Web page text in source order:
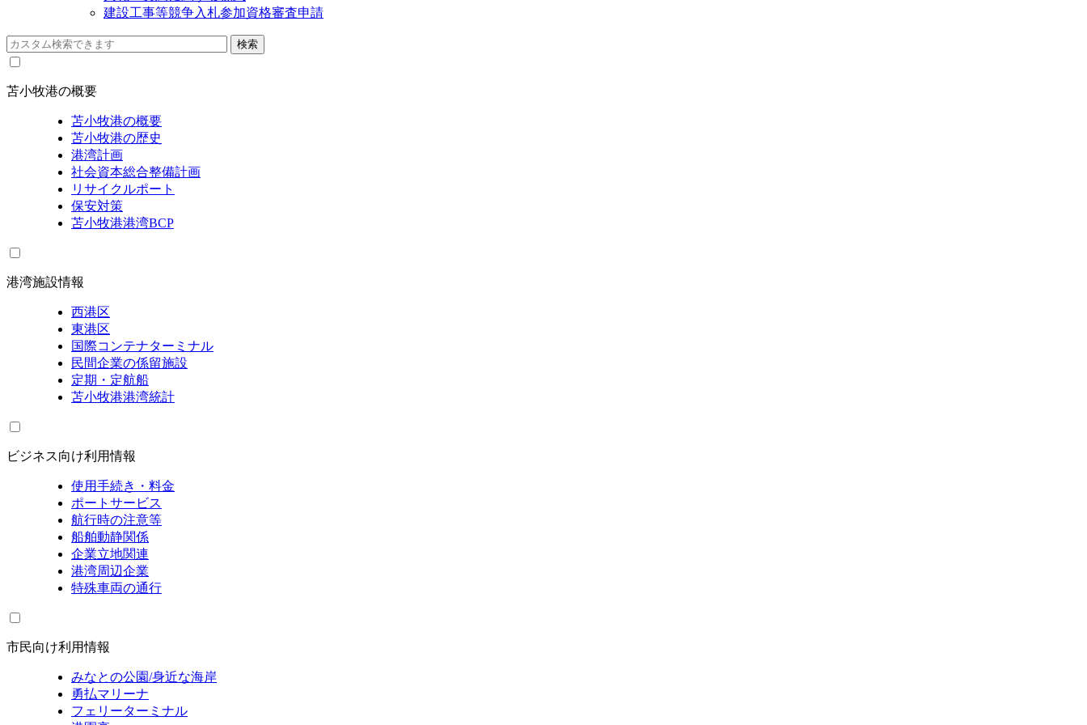
建設工事等競争入札参加資格審査申請
苫小牧港の概要
苫小牧港の概要
苫小牧港の歴史
港湾計画
社会資本総合整備計画
リサイクルポート
保安対策
苫小牧港港湾BCP
港湾施設情報
西港区
東港区
国際コンテナターミナル
民間企業の係留施設
定期・定航船
苫小牧港港湾統計
ビジネス向け利用情報
使用手続き・料金
ポートサービス
航行時の注意等
船舶動静関係
企業立地関連
港湾周辺企業
特殊車両の通行
市民向け利用情報
みなとの公園/身近な海岸
勇払マリーナ
フェリーターミナル